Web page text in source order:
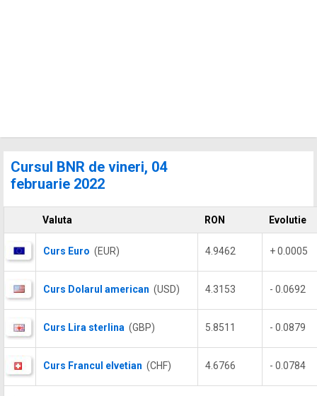
Cursul BNR de vineri, 04
februarie 2022
Valuta RON Evolutie
Curs Euro (EUR) 4.9462 + 0.0005
Curs Dolarul american (USD) 4.3153 - 0.0692
Curs Lira sterlina (GBP) 5.8511 - 0.0879
Curs Francul elvetian (CHF) 4.6766 - 0.0784